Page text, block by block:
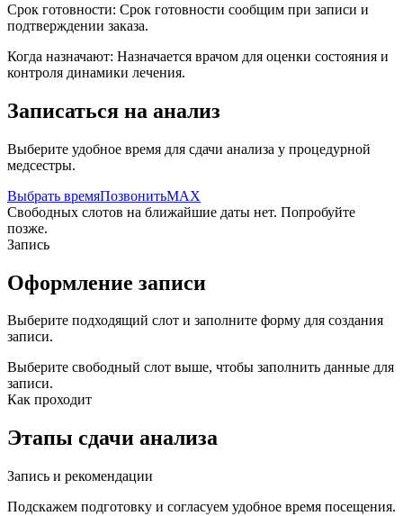
Срок готовности: Срок готовности сообщим при записи и
подтверждении заказа.
Когда назначают: Назначается врачом для оценки состояния и
контроля динамики лечения.
Записаться на анализ
Выберите удобное время для сдачи анализа у процедурной
медсестры.
Выбрать времяПозвонитьMAX
Свободных слотов на ближайшие даты нет. Попробуйте
позже.
Запись
Оформление записи
Выберите подходящий слот и заполните форму для создания
записи.
Выберите свободный слот выше, чтобы заполнить данные для
записи.
Как проходит
Этапы сдачи анализа
Запись и рекомендации
Подскажем подготовку и согласуем удобное время посещения.